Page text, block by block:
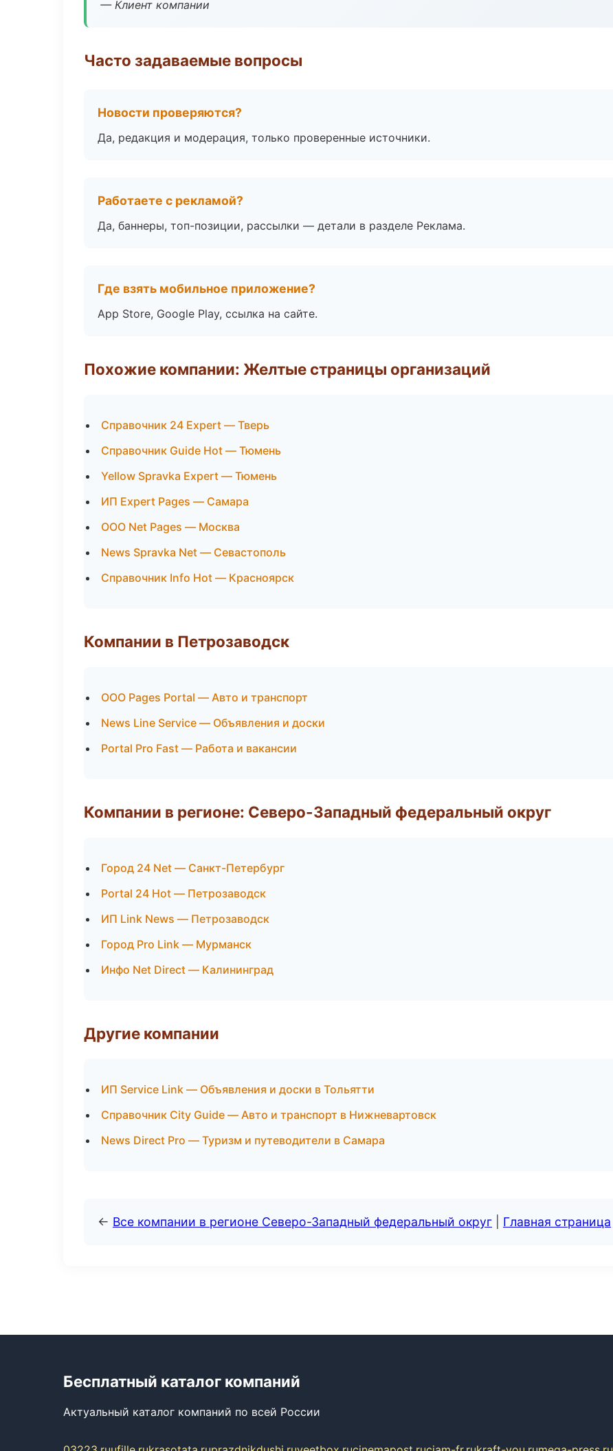
— Клиент компании
Часто задаваемые вопросы
Новости проверяются?
Да, редакция и модерация, только проверенные источники.
Работаете с рекламой?
Да, баннеры, топ-позиции, рассылки — детали в разделе Реклама.
Где взять мобильное приложение?
App Store, Google Play, ссылка на сайте.
Похожие компании: Желтые страницы организаций
Справочник 24 Expert — Тверь
Справочник Guide Hot — Тюмень
Yellow Spravka Expert — Тюмень
ИП Expert Pages — Самара
ООО Net Pages — Москва
News Spravka Net — Севастополь
Справочник Info Hot — Красноярск
Компании в Петрозаводск
ООО Pages Portal — Авто и транспорт
News Line Service — Объявления и доски
Portal Pro Fast — Работа и вакансии
Компании в регионе: Северо-Западный федеральный округ
Город 24 Net — Санкт-Петербург
Portal 24 Hot — Петрозаводск
ИП Link News — Петрозаводск
Город Pro Link — Мурманск
Инфо Net Direct — Калининград
Другие компании
ИП Service Link — Объявления и доски в Тольятти
Справочник City Guide — Авто и транспорт в Нижневартовск
News Direct Pro — Туризм и путеводители в Самара
← Все компании в регионе Северо-Западный федеральный округ Главная страница
Бесплатный каталог компаний
Актуальный каталог компаний по всей России